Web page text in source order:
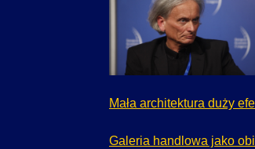
Mała architektura duży
Galeria handlowa jako